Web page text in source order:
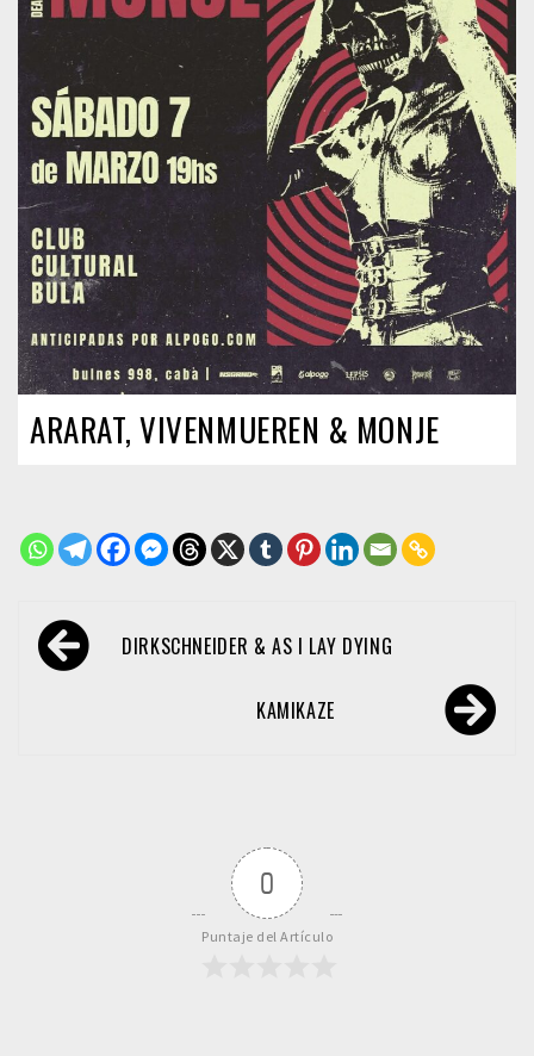
ARARAT, VIVENMUEREN & MONJE
Navegación
de DIRKSCHNEIDER & AS I LAY DYING
KAMIKAZE
0
Puntaje del Artículo